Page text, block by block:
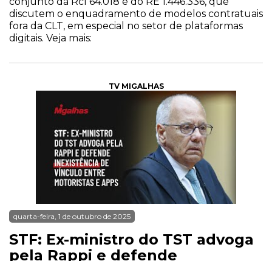
discutem o enquadramento de modelos contratuais
fora da CLT, em especial no setor de plataformas
digitais. Veja mais:
TV MIGALHAS
quarta-feira, 1 de outubro de 2025
STF: Ex-ministro do TST advoga
pela Rappi e defende